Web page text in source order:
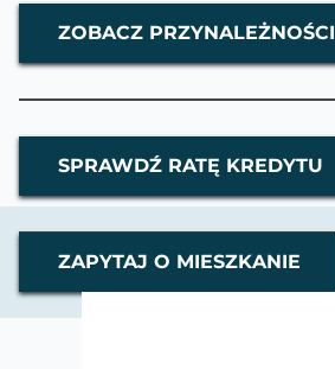
ZOBACZ PRZYNALEŻNOŚCI
SPRAWDŹ RATĘ KREDYTU
ZAPYTAJ O MIESZKANIE